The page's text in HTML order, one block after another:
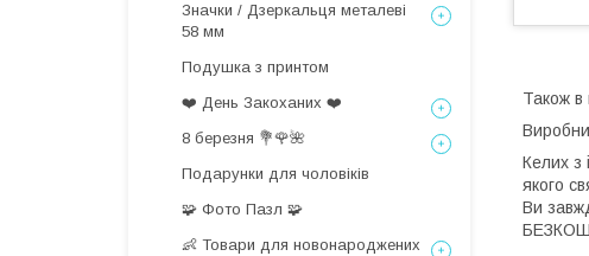
Також в
Келих з
якого
Ви
Значки / Дзеркальця металеві
58 мм
Подушка з принтом
❤️ День Закоханих ❤️
8 березня 💐🌹🌺
Подарунки для чоловіків
🧩 Фото Пазл 🧩
👶 Товари для новонароджених